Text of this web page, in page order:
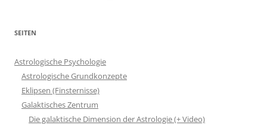
SEITEN
Astrologische Psychologie
Astrologische Grundkonzepte
Eklipsen (Finsternisse)
Galaktisches Zentrum
Die galaktische Dimension der Astrologie (+ Video)